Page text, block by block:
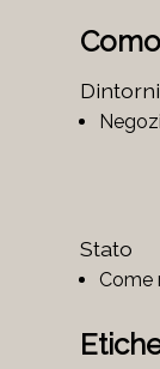
Dintorni
Negozi
Stato
Come